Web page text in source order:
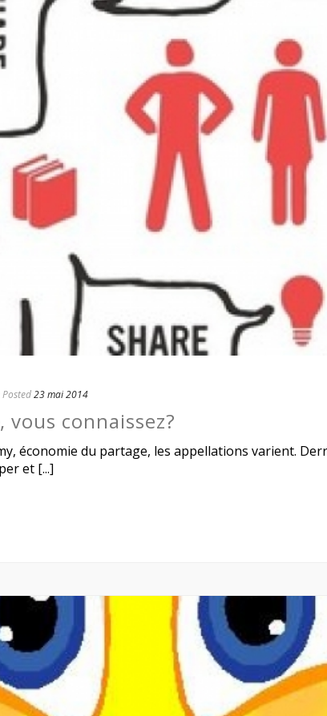
Posted23 mai 2014
vous connaissez?
économie du partage, les appellations varient.
et [...]